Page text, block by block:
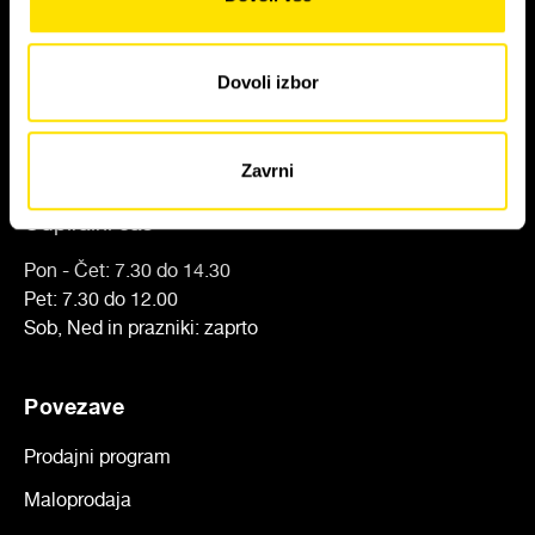
Dovoli izbor
Zavrni
Poslovna cona Žeje pri Komendi
Pod brezami 2, SI-1218 Komenda
Odpiralni čas
Pon - Čet: 7.30 do 14.30
Pet: 7.30 do 12.00
Sob, Ned in prazniki: zaprto
Povezave
Prodajni program
Maloprodaja